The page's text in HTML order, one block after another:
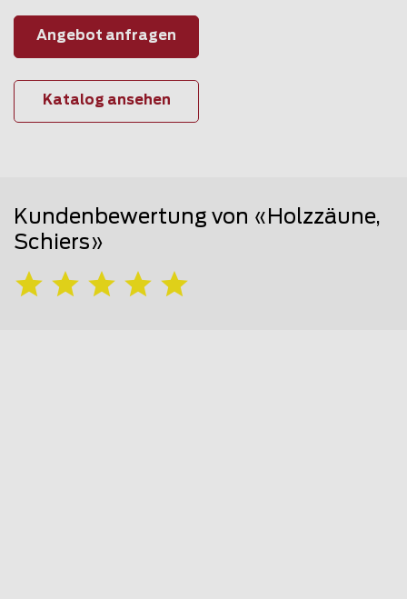
Angebot anfragen
Katalog ansehen
Kundenbewertung von «Holzzäune,
Schiers»